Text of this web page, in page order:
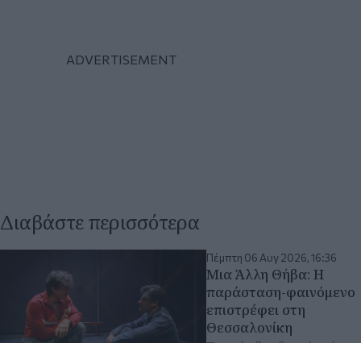
Διαβάστε περισσότερα
Πέμπτη 06 Αυγ 2026, 16:36
Μια Άλλη Θήβα: Η
παράσταση-φαινόμενο
επιστρέφει στη
Θεσσαλονίκη